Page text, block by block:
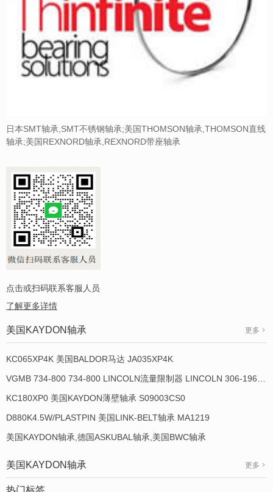
日本SMT轴承,SMT不锈钢轴承;美国THOMSON轴承,THOMSON直线
轴承;美国REXNORD轴承,REXNORD带座轴承
点击或扫码联系客服人员
了解更多详情
美国KAYDON轴承 更多
KC065XP4K 美国BALDOR马达 JA035XP4K
KC180XP0 美国KAYDON薄壁轴承 S09003CS0
D880K4.5W/PLASTPIN 美国LINK-BELT轴承 MA1219
美国KAYDON轴承,德国ASKUBAL轴承,美国BWC轴承
美国KAYDON轴承 更多
热门标签